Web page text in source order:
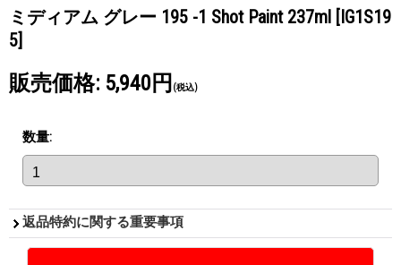
ミディアム グレー 195 -1 Shot Paint 237ml [IG1S19
5]
販売価格: 5,940円 (税込)
数量:
返品特約に関する重要事項